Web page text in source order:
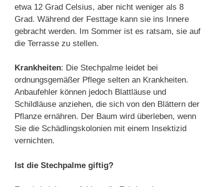
etwa 12 Grad Celsius, aber nicht weniger als 8
Grad. Während der Festtage kann sie ins Innere
gebracht werden. Im Sommer ist es ratsam, sie auf
die Terrasse zu stellen.
Krankheiten: Die Stechpalme leidet bei
ordnungsgemäßer Pflege selten an Krankheiten.
Anbaufehler können jedoch Blattläuse und
Schildläuse anziehen, die sich von den Blättern der
Pflanze ernähren. Der Baum wird überleben, wenn
Sie die Schädlingskolonien mit einem Insektizid
vernichten.
Ist die Stechpalme giftig?